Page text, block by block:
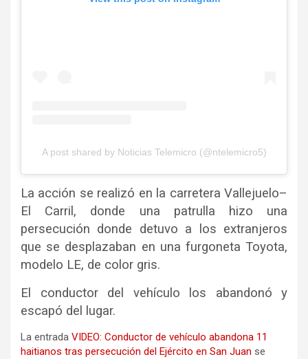
A post shared by Noticias Telemicro (@ntelemicro5)
La acción se realizó en la carretera Vallejuelo–
El Carril, donde una patrulla hizo una
persecución donde detuvo a los extranjeros
que se desplazaban en una furgoneta Toyota,
modelo LE, de color gris.
El conductor del vehículo los abandonó y
escapó del lugar.
La entrada VIDEO: Conductor de vehículo abandona 11
haitianos tras persecución del Ejército en San Juan se